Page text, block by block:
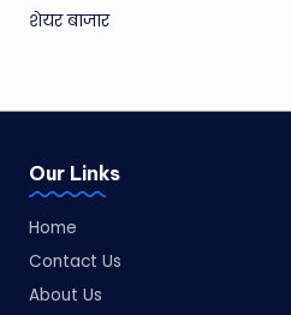
शेयर बाजार
Our Links
Home
Contact Us
About Us